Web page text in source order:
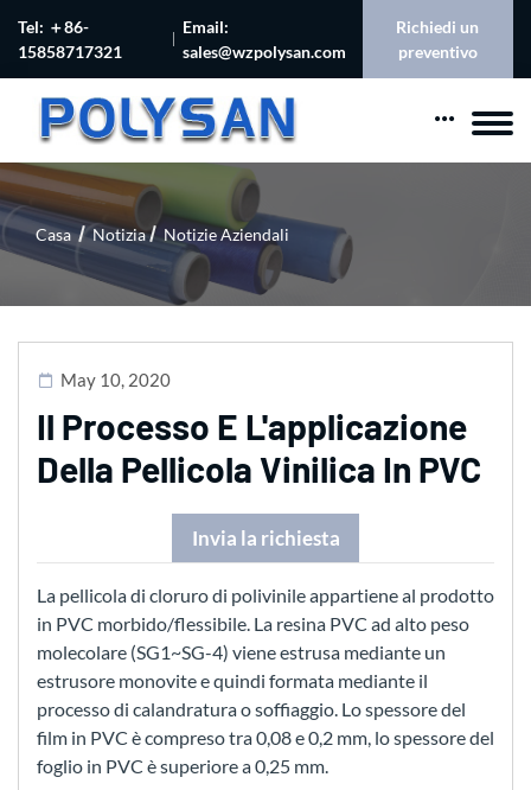
Tel: ＋86-
15858717321
Email:
sales@wzpolysan.com
Richiedi un
preventivo
Casa Notizia Notizie Aziendali
May 10, 2020
Il Processo E L'applicazione
Della Pellicola Vinilica In PVC
Invia la richiesta
La pellicola di cloruro di polivinile appartiene al prodotto
in PVC morbido/flessibile. La resina PVC ad alto peso
molecolare (SG1~SG-4) viene estrusa mediante un
estrusore monovite e quindi formata mediante il
processo di calandratura o soffiaggio. Lo spessore del
film in PVC è compreso tra 0,08 e 0,2 mm, lo spessore del
foglio in PVC è superiore a 0,25 mm.